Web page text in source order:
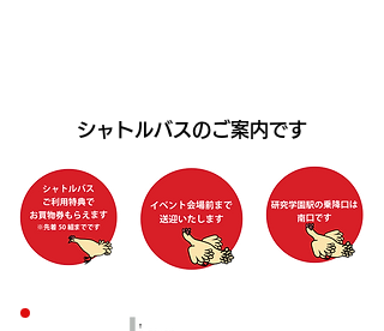
シャトルバスのご案内です